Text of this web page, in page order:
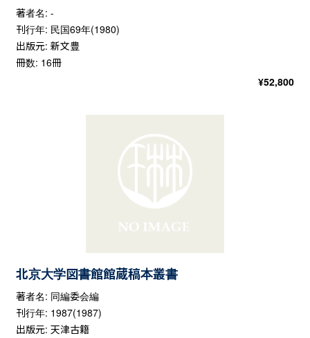
著者名: -
刊行年: 民国69年(1980)
出版元: 新文豊
冊数: 16冊
¥52,800
北京大学図書館館蔵稿本叢書
著者名: 同編委会編
刊行年: 1987(1987)
出版元: 天津古籍